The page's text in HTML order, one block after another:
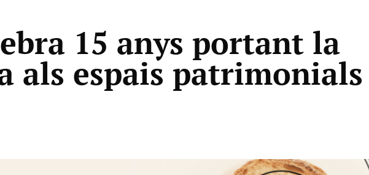
15 anys portant la
als espais patrimonials